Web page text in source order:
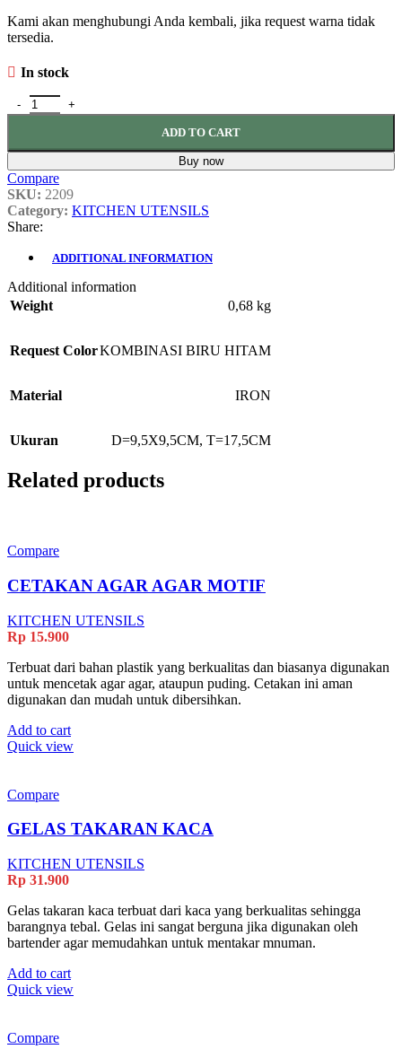
Kami akan menghubungi Anda kembali, jika request warna tidak
tersedia.
In stock
REGULATOR DESTEC NON METER 201S quantity
ADD TO CART
Buy now
Compare
SKU: 2209
Category: KITCHEN UTENSILS
Share:
ADDITIONAL INFORMATION
Additional information
Weight
0,68 kg
Request ColorKOMBINASI BIRU HITAM
Material IRON
Ukuran D=9,5X9,5CM, T=17,5CM
Related products
Compare
CETAKAN AGAR AGAR MOTIF
KITCHEN UTENSILS
Rp 15.900
Terbuat dari bahan plastik yang berkualitas dan biasanya digunakan
untuk mencetak agar agar, ataupun puding. Cetakan ini aman
digunakan dan mudah untuk dibersihkan.
Add to cart
Quick view
Compare
GELAS TAKARAN KACA
KITCHEN UTENSILS
Rp 31.900
Gelas takaran kaca terbuat dari kaca yang berkualitas sehingga
barangnya tebal. Gelas ini sangat berguna jika digunakan oleh
bartender agar memudahkan untuk mentakar mnuman.
Add to cart
Quick view
Compare